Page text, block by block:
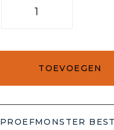
grijs
aantal
TOEVOEGEN
PROEFMONSTER